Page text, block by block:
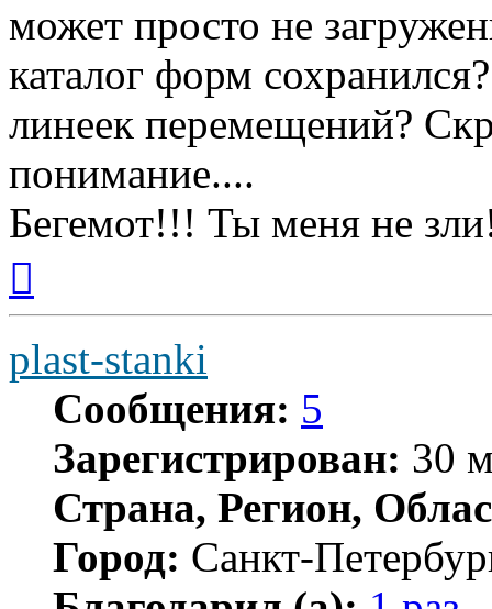
может просто не
каталог форм
линеек перемещений?
понимание....
Бегемот!!! Ты меня не
началу
plast-stanki
Сообщения: 5
Зарегистрирован: 30
Страна, Регион,
Город: Санкт-